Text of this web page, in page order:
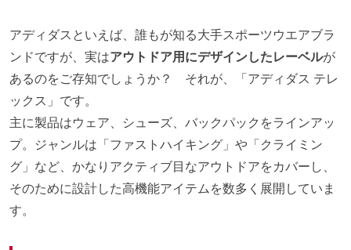
アディダスといえば、誰もが知る大手スポーツウエアブラ
ンドですが、実はアウトドア用にデザインしたレーベルが
あるのをご存知でしょうか？ それが、「アディダス テレ
ックス」です。
主に製品はウェア、シューズ、バックパックをラインアッ
プ。ジャンルは「ファストハイキング」や「クライミン
グ」など、かなりアクティブ目なアウトドアをカバーし、
そのために設計した高機能アイテムを数多く展開していま
す。